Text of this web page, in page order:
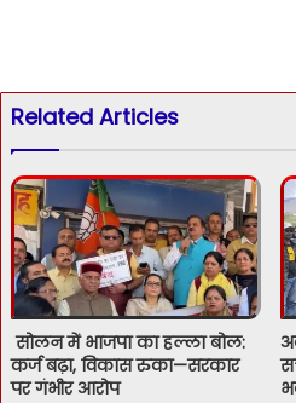
Related Articles
सोलन में भाजपा का हल्ला बोल:
कर्ज बढ़ा, विकास रुका—सरकार
पर गंभीर आरोप